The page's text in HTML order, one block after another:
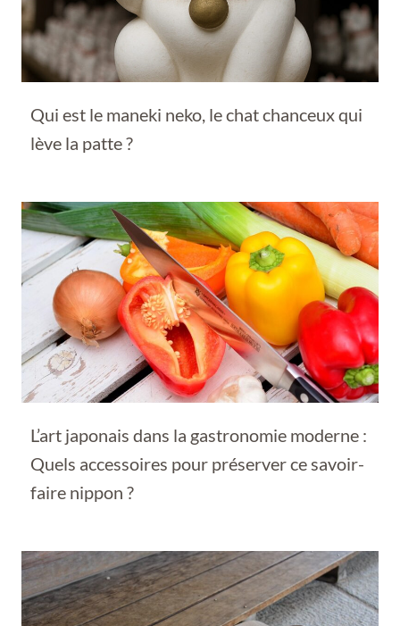
Qui est le maneki neko, le chat chanceux qui
lève la patte ?
L’art japonais dans la gastronomie moderne :
Quels accessoires pour préserver ce savoir-
faire nippon ?